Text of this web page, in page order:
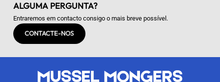
ALGUMA PERGUNTA?
Entraremos em contacto consigo o mais breve possível.
CONTACTE-NOS